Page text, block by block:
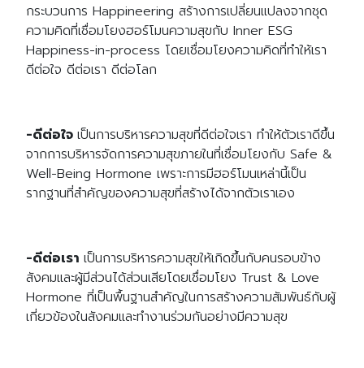
กระบวนการ Happineering สร้างการเปลี่ยนแปลงจากชุด
ความคิดที่เชื่อมโยงฮอร์โมนความสุขกับ Inner ESG
Happiness-in-process โดยเชื่อมโยงความคิดที่ทำให้เรา
ดีต่อใจ ดีต่อเรา ดีต่อโลก
-ดีต่อใจ เป็นการบริหารความสุขที่ดีต่อใจเรา ทำให้ตัวเราดีขึ้น
จากการบริหารจัดการความสุขภายในที่เชื่อมโยงกับ Safe &
Well-Being Hormone เพราะการมีฮอร์โมนเหล่านี้เป็น
รากฐานที่สำคัญของความสุขที่สร้างได้จากตัวเราเอง
-ดีต่อเรา เป็นการบริหารความสุขให้เกิดขึ้นกับคนรอบข้าง
สังคมและผู้มีส่วนได้ส่วนเสียโดยเชื่อมโยง Trust & Love
Hormone ที่เป็นพื้นฐานสำคัญในการสร้างความสัมพันธ์กับผู้
เกี่ยวข้องในสังคมและทำงานร่วมกันอย่างมีความสุข